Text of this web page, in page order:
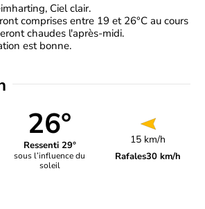
Ciel clair.
comprises entre 19 et 26°C au cours
chaudes l'après-midi.
est bonne.
26°
Ressenti 29°
sous l’influence du
soleil
15 km/h
Rafales30 km/h